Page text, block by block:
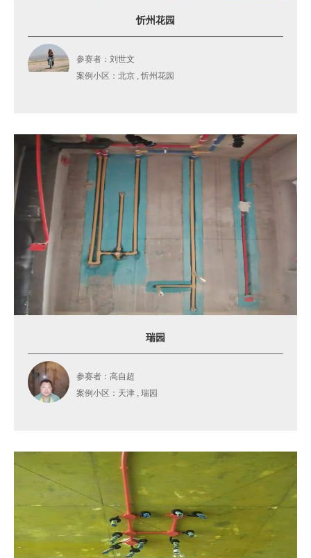
忻州花园
参赛者：刘世文
案例小区：北京 , 忻州花园
瑞园
参赛者：高自超
案例小区：天津 , 瑞园